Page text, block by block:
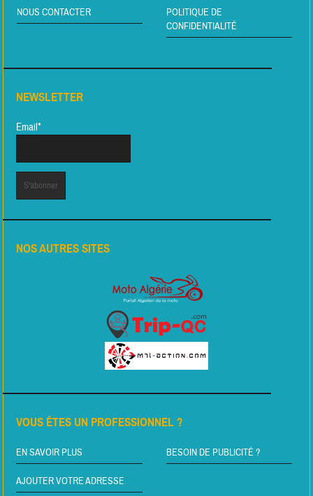
NOUS CONTACTER
POLITIQUE DE
CONFIDENTIALITÉ
NEWSLETTER
Email*
NOS AUTRES SITES
VOUS ÊTES UN PROFESSIONNEL ?
EN SAVOIR PLUS BESOIN DE PUBLICITÉ ?
AJOUTER VOTRE ADRESSE